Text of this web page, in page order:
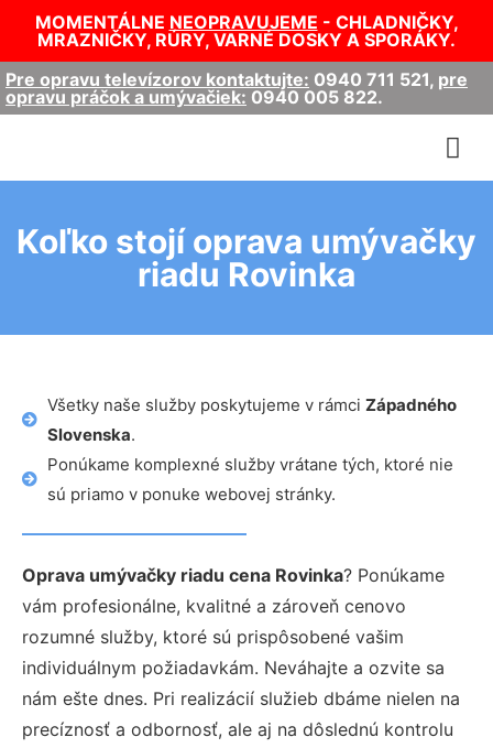
MOMENTÁLNE NEOPRAVUJEME - CHLADNIČKY,
MRAZNIČKY, RÚRY, VARNÉ DOSKY A SPORÁKY.
Pre opravu televízorov kontaktujte: 0940 711 521, pre
opravu práčok a umývačiek: 0940 005 822.
Koľko stojí oprava umývačky
riadu Rovinka
Všetky naše služby poskytujeme v rámci Západného
Slovenska.
Ponúkame komplexné služby vrátane tých, ktoré nie
sú priamo v ponuke webovej stránky.
Oprava umývačky riadu cena Rovinka? Ponúkame
vám profesionálne, kvalitné a zároveň cenovo
rozumné služby, ktoré sú prispôsobené vašim
individuálnym požiadavkám. Neváhajte a ozvite sa
nám ešte dnes. Pri realizácií služieb dbáme nielen na
precíznosť a odbornosť, ale aj na dôslednú kontrolu